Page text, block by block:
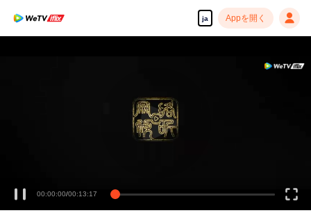
ja Appを開く
00:00:00/00:13:17